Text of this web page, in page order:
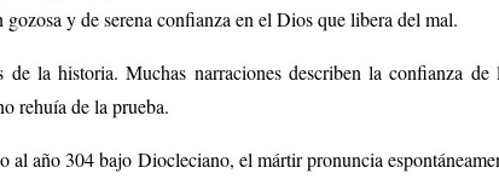
y de serena confianza en el Dios que libera del mal.
la historia. Muchas narraciones describen la confianza de
rehuía de la prueba.
año 304 bajo Diocleciano, el mártir pronuncia